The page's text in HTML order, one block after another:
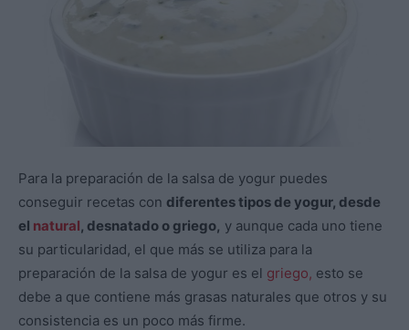
Para la preparación de la salsa de yogur puedes
conseguir recetas con diferentes tipos de yogur, desde
el natural, desnatado o griego, y aunque cada uno tiene
su particularidad, el que más se utiliza para la
preparación de la salsa de yogur es el griego, esto se
debe a que contiene más grasas naturales que otros y su
consistencia es un poco más firme.